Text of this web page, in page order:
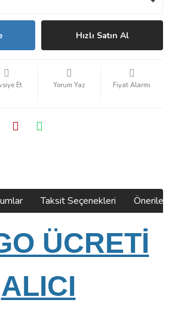
Hızlı Satın Al
Et Yorum Yaz Fiyat Alarmı
Taksit Seçenekleri
ÜCRETİ
ALICI